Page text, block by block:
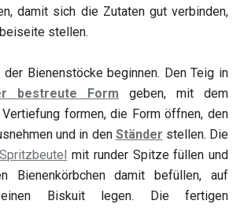
damit sich die Zutaten gut verbinden,
stellen.
Bienenstöcke beginnen. Den Teig in
bestreute Form geben, mit dem
formen, die Form öffnen, den
und in den Ständer stellen. Die
Spritzbeutel mit runder Spitze füllen und
Bienenkörbchen damit befüllen, auf
Biskuit legen. Die fertigen